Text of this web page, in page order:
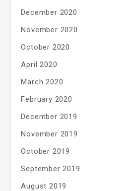
December 2020
November 2020
October 2020
April 2020
March 2020
February 2020
December 2019
November 2019
October 2019
September 2019
August 2019